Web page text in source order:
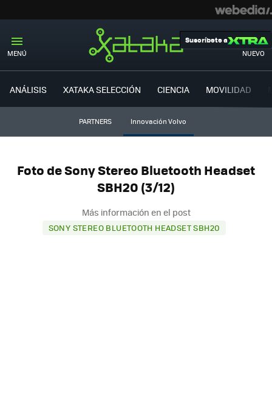
MENÚ NUEVO
Suscríbete a
ANÁLISIS XATAKA SELECCIÓN CIENCIA MOVILIDAD
PARTNERS Innovación Volvo
Foto de Sony Stereo Bluetooth Headset
SBH20 (3/12)
Más información en el post
SONY STEREO BLUETOOTH HEADSET SBH20